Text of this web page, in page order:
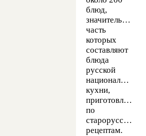
блюд,
значительную
часть
которых
составляют
блюда
русской
национальной
кухни,
приготовленные
по
старорусским
рецептам.